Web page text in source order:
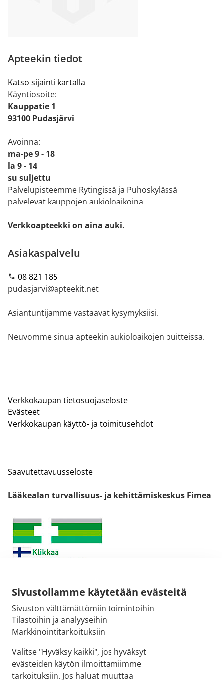
Sivustollamme käytetään evästeitä
Sivuston välttämättömiin toimintoihin
Tilastoihin ja analyyseihin
Markkinointitarkoituksiin
Valitse "Hyväksy kaikki", jos hyväksyt
evästeiden käytön ilmoittamiimme
tarkoituksiin. Jos haluat muuttaa
Apteekin tiedot
Katso sijainti kartalla
Käyntiosoite:
Kauppatie 1
93100 Pudasjärvi
Avoinna:
ma-pe 9 - 18
la 9 - 14
su suljettu
Palvelupisteemme Rytingissä ja Puhoskylässä
palvelevat kauppojen aukioloaikoina.
Verkkoapteekki on aina auki.
Asiakaspalvelu
08 821 185
pudasjarvi@apteekit.net
Asiantuntijamme vastaavat kysymyksiisi.
Neuvomme sinua apteekin aukioloaikojen puitteissa.
Verkkokaupan tietosuojaseloste
Evästeet
Verkkokaupan käyttö- ja toimitusehdot
Saavutettavuusseloste
Lääkealan turvallisuus- ja kehittämiskeskus Fimea
Sähköpostiosoite:
kirjaamo@fimea.fi
Fimean vaihde:
029 522 3341